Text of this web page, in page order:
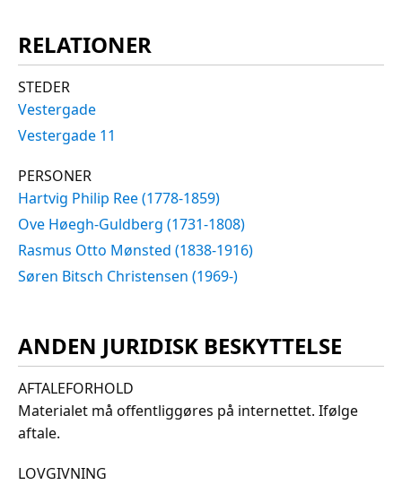
RELATIONER
STEDER
Vestergade
Vestergade 11
PERSONER
Hartvig Philip Ree (1778-1859)
Ove Høegh-Guldberg (1731-1808)
Rasmus Otto Mønsted (1838-1916)
Søren Bitsch Christensen (1969-)
ANDEN JURIDISK BESKYTTELSE
AFTALEFORHOLD
Materialet må offentliggøres på internettet. Ifølge
aftale.
LOVGIVNING